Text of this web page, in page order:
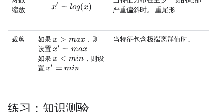
缩放
x′= og(x)
严重偏斜时。 重尾形
裁剪 如果x> m ax
，则
设置x′= max
如果x< m n
，则设
置x′= mi n
当特征包含极端离群值时。
练习：知识测验